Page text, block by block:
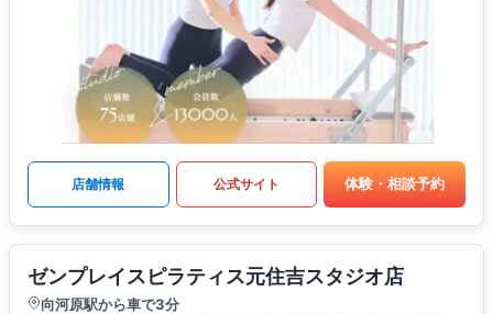
店舗情報 公式サイト 体験・相談予約
ゼンプレイスピラティス元住吉スタジオ店
向河原駅から車で3分